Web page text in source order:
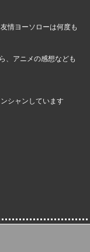
情ヨーソローは何度も
、アニメの感想なども
シャンしています